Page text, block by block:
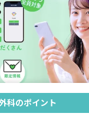
科のポイント